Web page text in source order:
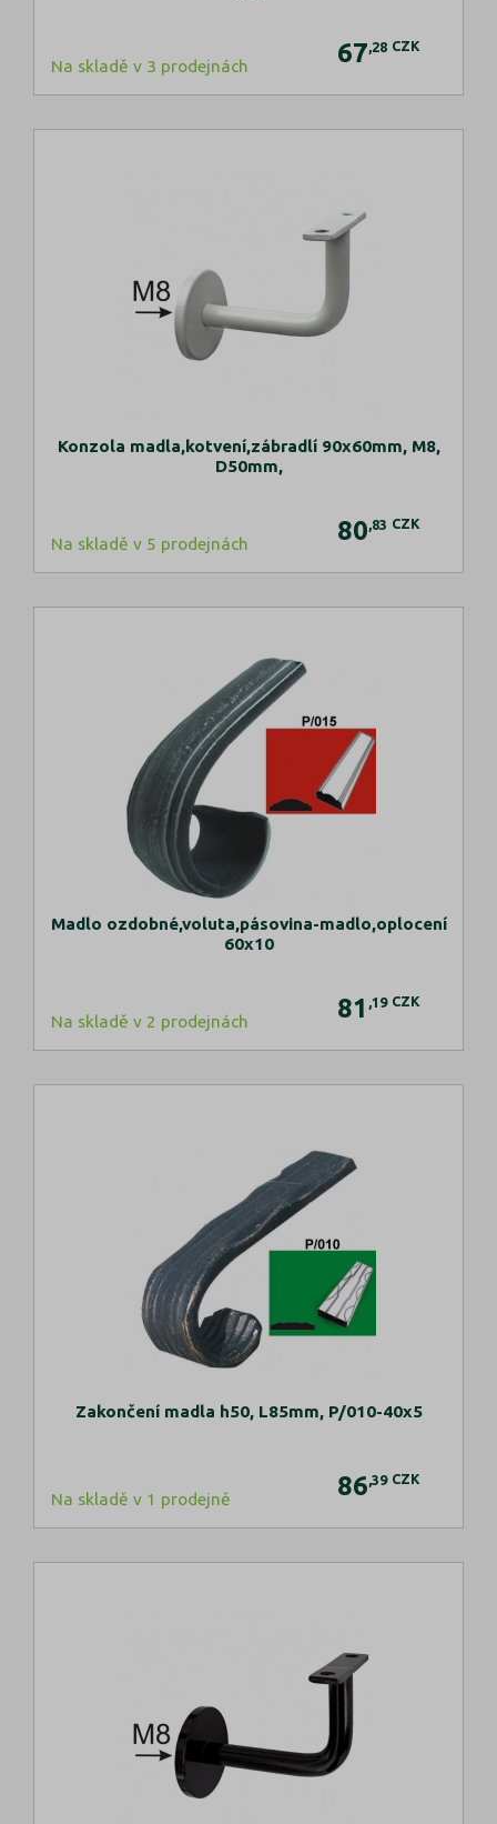
Na skladě v 3 prodejnách 67 ,28 CZK
Konzola madla,kotvení,zábradlí 90x60mm, M8,
D50mm,
Na skladě v 5 prodejnách 80 ,83 CZK
Madlo ozdobné,voluta,pásovina-madlo,oplocení
60x10
Na skladě v 2 prodejnách 81 ,19 CZK
Zakončení madla h50, L85mm, P/010-40x5
Na skladě v 1 prodejně 86 ,39 CZK